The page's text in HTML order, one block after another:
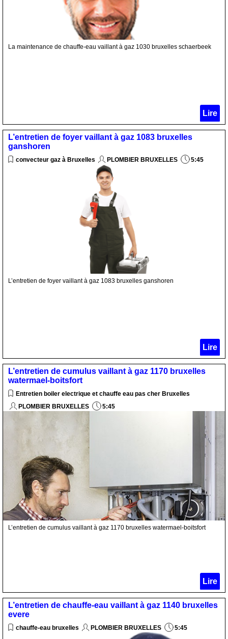
La maintenance de chauffe-eau vaillant à gaz 1030 bruxelles schaerbeek
Lire
L’entretien de foyer vaillant à gaz 1083 bruxelles
ganshoren
convecteur gaz à Bruxelles PLOMBIER BRUXELLES 5:45
L’entretien de foyer vaillant à gaz 1083 bruxelles ganshoren
Lire
L’entretien de cumulus vaillant à gaz 1170 bruxelles
watermael-boitsfort
Entretien boiler electrique et chauffe eau pas cher Bruxelles
PLOMBIER BRUXELLES
5:45
L’entretien de cumulus vaillant à gaz 1170 bruxelles watermael-boitsfort
Lire
L’entretien de chauffe-eau vaillant à gaz 1140 bruxelles
evere
chauffe-eau bruxelles PLOMBIER BRUXELLES 5:45